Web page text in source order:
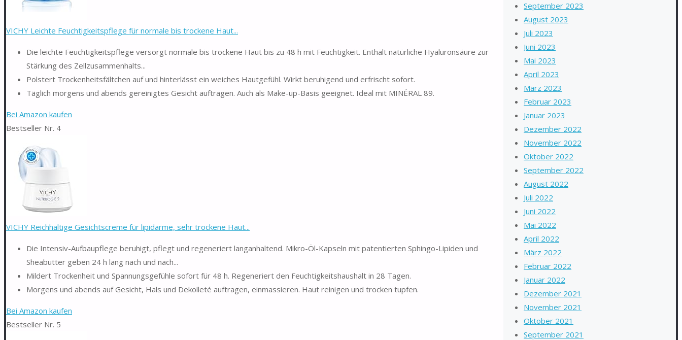
VICHY Leichte Feuchtigkeitspflege für normale bis trockene Haut...
Die leichte Feuchtigkeitspflege versorgt normale bis trockene Haut bis zu 48 h mit Feuchtigkeit. Enthält natürliche Hyaluronsäure zur
Stärkung des Zellzusammenhalts...
Polstert Trockenheitsfältchen auf und hinterlässt ein weiches Hautgefühl. Wirkt beruhigend und erfrischt sofort.
Täglich morgens und abends gereinigtes Gesicht auftragen. Auch als Make-up-Basis geeignet. Ideal mit MINÉRAL 89.
Bei Amazon kaufen
Bestseller Nr. 4
VICHY Reichhaltige Gesichtscreme für lipidarme, sehr trockene Haut...
Die Intensiv-Aufbaupflege beruhigt, pflegt und regeneriert langanhaltend. Mikro-Öl-Kapseln mit patentierten Sphingo-Lipiden und
Sheabutter geben 24 h lang nach und nach...
Mildert Trockenheit und Spannungsgefühle sofort für 48 h. Regeneriert den Feuchtigkeitshaushalt in 28 Tagen.
Morgens und abends auf Gesicht, Hals und Dekolleté auftragen, einmassieren. Haut reinigen und trocken tupfen.
Bei Amazon kaufen
Bestseller Nr. 5
September 2023
August 2023
Juli 2023
Juni 2023
Mai 2023
April 2023
März 2023
Februar 2023
Januar 2023
Dezember 2022
November 2022
Oktober 2022
September 2022
August 2022
Juli 2022
Juni 2022
Mai 2022
April 2022
März 2022
Februar 2022
Januar 2022
Dezember 2021
November 2021
Oktober 2021
September 2021